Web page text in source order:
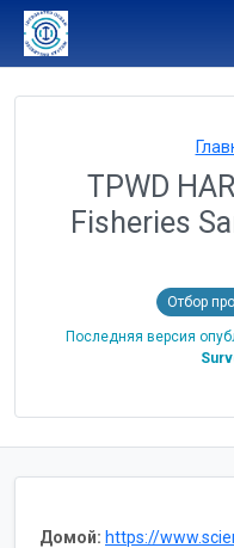
TPWD
Fisheries
Отбор
Последняя версия
Домой: https://